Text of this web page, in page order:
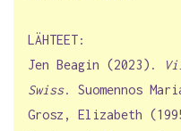
LÄHTEET:
Jen Beagin (2023).
Swiss. Suomennos
Grosz, Elizabeth